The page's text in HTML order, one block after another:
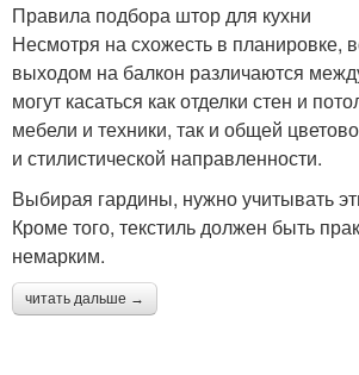
Правила подбора штор для кухни
Несмотря на схожесть в планировке,
выходом на балкон различаются
могут касаться как отделки стен и
мебели и техники, так и общей
и стилистической направленности.
Выбирая гардины, нужно учитывать
Кроме того, текстиль должен быть
немарким.
читать дальше →